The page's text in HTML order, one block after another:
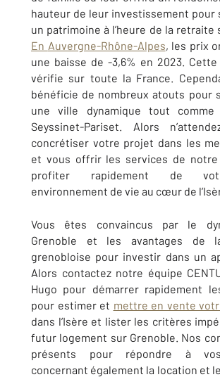
hauteur de leur investissement pour
un patrimoine à l’heure de la retraite
En Auvergne-Rhône-Alpes, les prix
une baisse de -3,6% en 2023.
vérifie sur toute la France.
bénéficie de nombreux atouts pour
une ville dynamique tout comme
Seyssinet-Pariset. Alors
concrétiser votre projet dans les
et vous offrir les services de notre
profiter rapidement de
environnement de vie au cœur de
Vous êtes convaincus par le
Grenoble et les avantages de
grenobloise pour investir dans un
Alors contactez notre équipe
Hugo pour démarrer rapidement
pour estimer et mettre en vente
dans l’Isère et lister les critères
futur logement sur Grenoble . Nos
présents pour répondre à
concernant également la location et